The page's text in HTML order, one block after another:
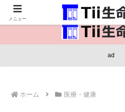
医療保健・生命・生物の
ad
ホーム 医療・健康
メニュー